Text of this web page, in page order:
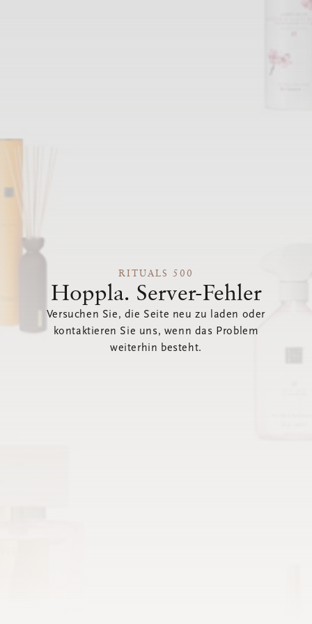
RITUALS 500
Hoppla. Server-Fehler
Versuchen Sie, die Seite neu zu laden oder
kontaktieren Sie uns, wenn das Problem
weiterhin besteht.